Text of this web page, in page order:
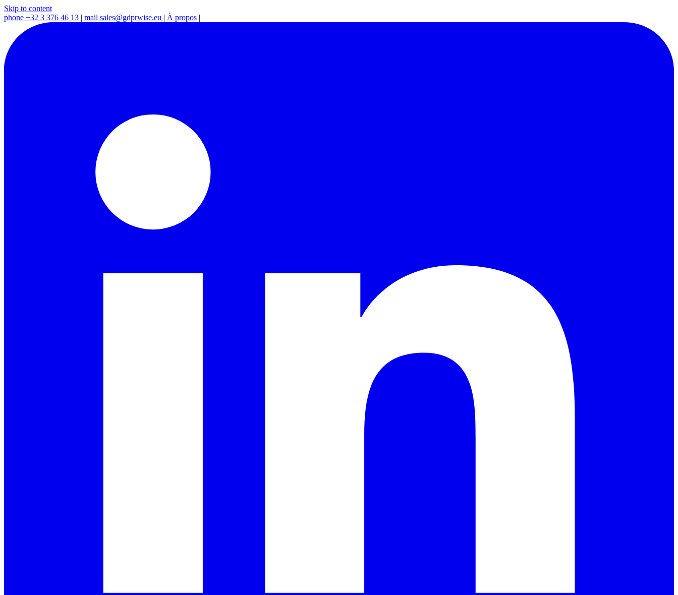
Skip to content
phone +32 3 376 46 13 | mail sales@gdprwise.eu | À propos |